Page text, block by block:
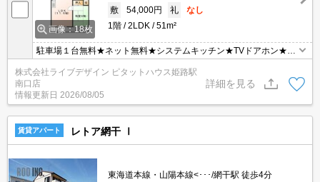
画像：18枚
敷
54,000円 礼
なし
1階
2LDK 51m²
駐車場１台無料★ネット無料★システムキッチン★TVドアホン★ウ
ォシュレット★
株式会社ライブデザイン ピタットハウス姫路駅
南口店
情報更新日 2026/08/05
詳細を見る
賃貸アパート レトア網干 Ⅰ
東海道本線・山陽本線<･･･/網干駅 徒歩4分